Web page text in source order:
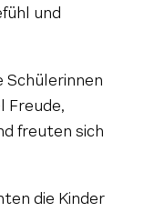
und
Schülerinnen
Freude,
freuten sich
die Kinder